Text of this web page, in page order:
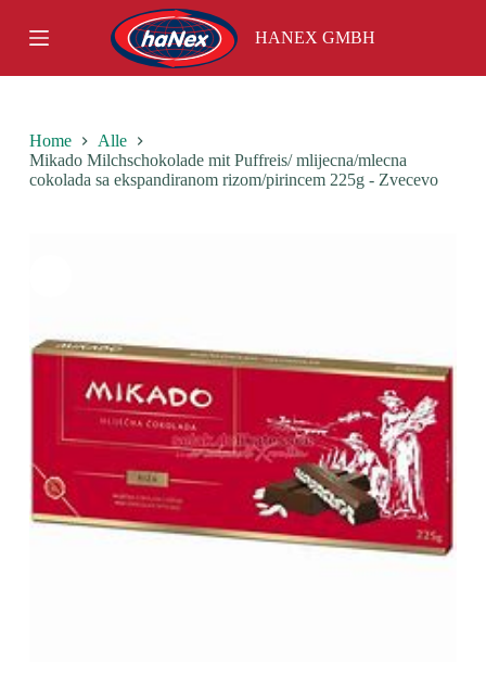
k
p
o
n
HANEX GMBH
Home
Alle
Mikado Milchschokolade mit Puffreis/ mlijecna/mlecna
cokolada sa ekspandiranom rizom/pirincem 225g - Zvecevo